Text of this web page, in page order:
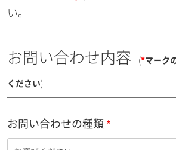
い。
お問い合わせ内容 (*マーク
ください)
お問い合わせの種類